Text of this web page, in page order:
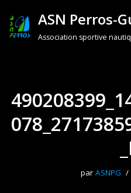
Aller
ASN Perros-
Association sportive
par ASNPG